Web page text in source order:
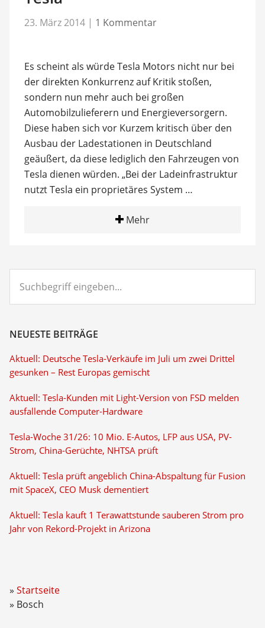
23. März 2014 | 1 Kommentar
Es scheint als würde Tesla Motors nicht nur bei
der direkten Konkurrenz auf Kritik stoßen,
sondern nun mehr auch bei großen
Automobilzulieferern und Energieversorgern.
Diese haben sich vor Kurzem kritisch über den
Ausbau der Ladestationen in Deutschland
geäußert, da diese lediglich den Fahrzeugen von
Tesla dienen würden. „Bei der Ladeinfrastruktur
nutzt Tesla ein proprietäres System …
Mehr
eingeben...
NEUESTE BEITRÄGE
Aktuell: Deutsche Tesla-Verkäufe im Juli um zwei Drittel
gesunken – Rest Europas gemischt
Aktuell: Tesla-Kunden mit Light-Version von FSD melden
ausfallende Computer-Hardware
Tesla-Woche 31/26: 10 Mio. E-Autos, LFP aus USA, PV-
Strom, China-Gerüchte, NHTSA prüft
Aktuell: Tesla prüft angeblich China-Abspaltung für Fusion
mit SpaceX, CEO Musk dementiert
Aktuell: Tesla kauft 1 Terawattstunde sauberen Strom pro
Jahr von Rekord-Projekt in Arizona
Startseite
Bosch